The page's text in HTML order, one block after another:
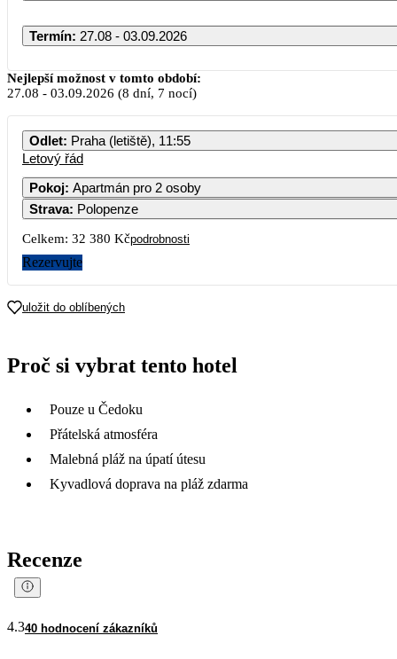
Termín: 27.08 - 03.09.2026
Nejlepší možnost v tomto období:
27.08 - 03.09.2026 (8 dní, 7 nocí)
Odlet: Praha (letiště), 11:55
Letový řád
Pokoj: Apartmán pro 2 osoby
Strava: Polopenze
Celkem: 32 380 Kčpodrobnosti
Rezervujte
uložit do oblíbených
Proč si vybrat tento hotel
Pouze u Čedoku
Přátelská atmosféra
Malebná pláž na úpatí útesu
Kyvadlová doprava na pláž zdarma
Recenze
4.340 hodnocení zákazníků